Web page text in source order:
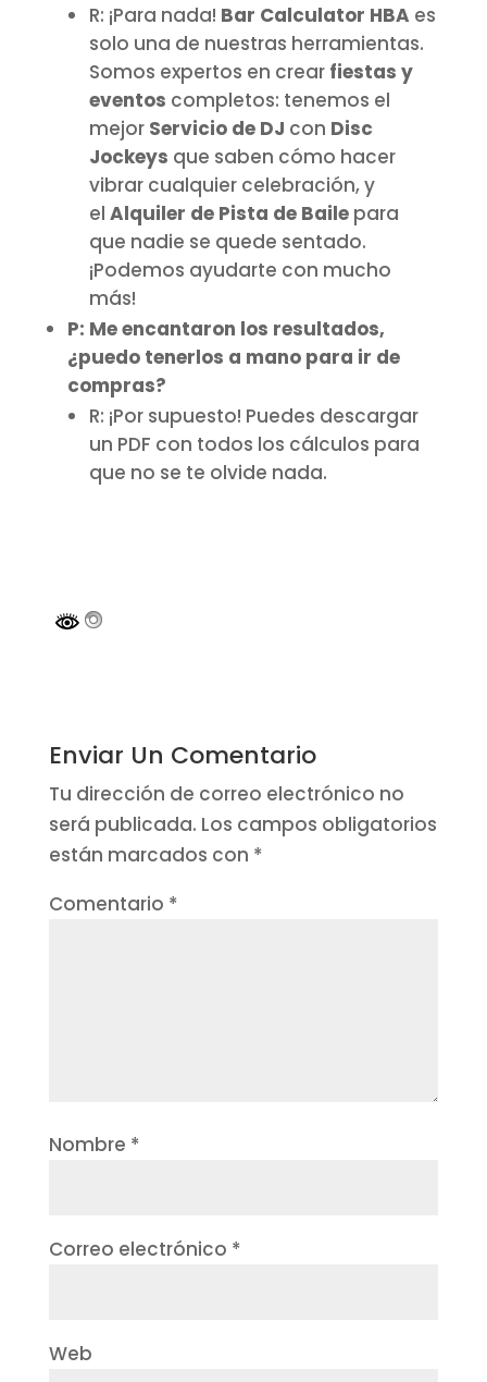
R: ¡Para nada! Bar Calculator HBA es
solo una de nuestras herramientas.
Somos expertos en crear fiestas y
eventos completos: tenemos el
mejor Servicio de DJ con Disc
Jockeys que saben cómo hacer
vibrar cualquier celebración, y
el Alquiler de Pista de Bailepara
que nadie se quede sentado.
¡Podemos ayudarte con mucho
más!
P: Me encantaron los resultados,
¿puedo tenerlos a mano para ir de
compras?
R: ¡Por supuesto! Puedes descargar
un PDF con todos los cálculos para
que no se te olvide nada.
Enviar Un Comentario
Tu dirección de correo electrónico no
será publicada. Los campos obligatorios
están marcados con *
Comentario *
Nombre *
Correo electrónico *
Web